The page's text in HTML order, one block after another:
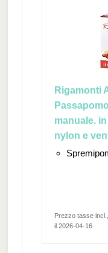
Rigamonti
manuale.
nylon e
Prezzo tasse
il 2026-04-16